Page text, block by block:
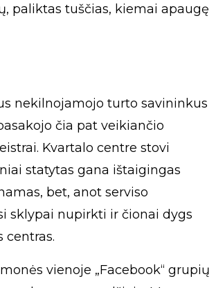
paliktas tuščias, kiemai apaugę
nekilnojamojo turto savininkus
čia pat veikiančio
Kvartalo centre stovi
statytas gana ištaigingas
bet, anot serviso
sklypai nupirkti ir čionai dygs
centras.
vienoje „Facebook“ grupių